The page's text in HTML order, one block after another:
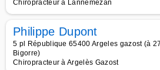
Chiropracteur à Lannemezan
Philippe Dupont
5 pl République 65400 Argeles gazost (à
Bigorre)
Chiropracteur à Argelès Gazost